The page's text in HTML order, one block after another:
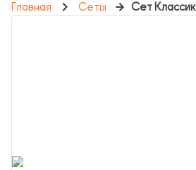
Главная Сеты Сет Классик